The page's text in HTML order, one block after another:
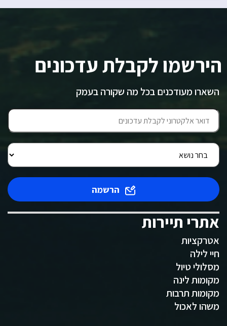
הירשמו לקבלת עדכונים
השארו מעודכנים בכל מה שקורה בעמק
הרשמה
אתרי תיירות
אטרקציות
חיי לילה
מסלולי טיול
מקומות לינה
מקומות תרבות
משהו לאכול